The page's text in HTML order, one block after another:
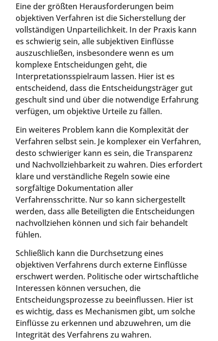
Eine der größten Herausforderungen beim
objektiven Verfahren ist die Sicherstellung der
vollständigen Unparteilichkeit. In der Praxis kann
es schwierig sein, alle subjektiven Einflüsse
auszuschließen, insbesondere wenn es um
komplexe Entscheidungen geht, die
Interpretationsspielraum lassen. Hier ist es
entscheidend, dass die Entscheidungsträger gut
geschult sind und über die notwendige Erfahrung
verfügen, um objektive Urteile zu fällen.
Ein weiteres Problem kann die Komplexität der
Verfahren selbst sein. Je komplexer ein Verfahren,
desto schwieriger kann es sein, die Transparenz
und Nachvollziehbarkeit zu wahren. Dies erfordert
klare und verständliche Regeln sowie eine
sorgfältige Dokumentation aller
Verfahrensschritte. Nur so kann sichergestellt
werden, dass alle Beteiligten die Entscheidungen
nachvollziehen können und sich fair behandelt
fühlen.
Schließlich kann die Durchsetzung eines
objektiven Verfahrens durch externe Einflüsse
erschwert werden. Politische oder wirtschaftliche
Interessen können versuchen, die
Entscheidungsprozesse zu beeinflussen. Hier ist
es wichtig, dass es Mechanismen gibt, um solche
Einflüsse zu erkennen und abzuwehren, um die
Integrität des Verfahrens zu wahren.